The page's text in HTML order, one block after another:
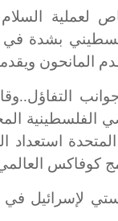
لعملية
المانحون
الفلسطينية
كوفاكس
لإسرائيل